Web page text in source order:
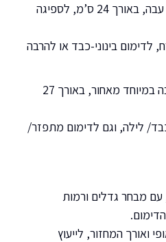
– בינונית/ עבה, באורך 24 ס’מ, לספיגה
לדימום בינוני-כבד או להרבה
– עבה, רחבה במיוחד מאחור, באורך 27
לילה, וגם לדימום מתפזר/
עם מבחר גדלים ורמות
ואורך המחזור, לייעוץ